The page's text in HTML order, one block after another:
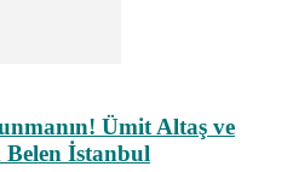
Ümit Altaş ve
İstanbul